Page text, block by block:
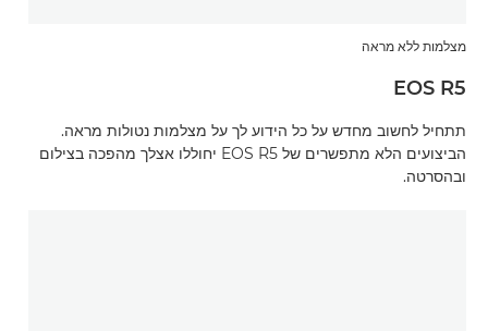
מצלמות ללא מראה
EOS R5
תתחיל לחשוב מחדש על כל הידוע לך על מצלמות נטולות מראה.
הביצועים הלא מתפשרים של EOS R5 יחוללו אצלך מהפכה בצילום
ובהסרטה.